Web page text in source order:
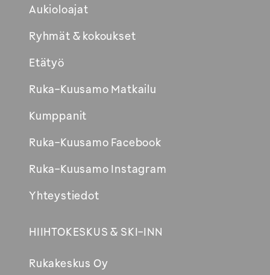
Aukioloajat
Ryhmät & kokoukset
Etätyö
Ruka-Kuusamo Matkailu
Kumppanit
Ruka-Kuusamo Facebook
Ruka-Kuusamo Instagram
Yhteystiedot
HIIHTOKESKUS & SKI-INN
Rukakeskus Oy